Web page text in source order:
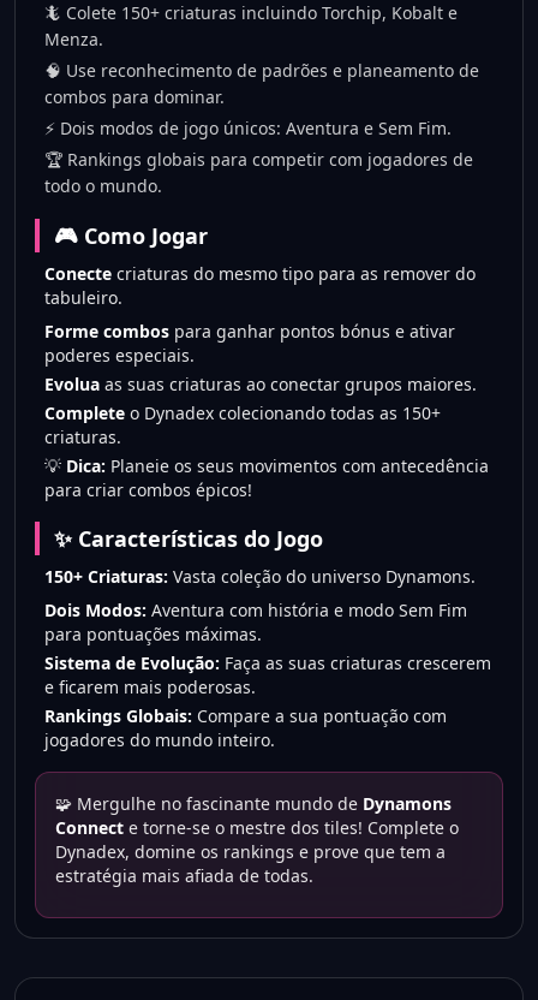
🦎 Colete 150+ criaturas incluindo Torchip, Kobalt e
Menza.
🧠 Use reconhecimento de padrões e planeamento de
combos para dominar.
⚡ Dois modos de jogo únicos: Aventura e Sem Fim.
🏆 Rankings globais para competir com jogadores de
todo o mundo.
🎮 Como Jogar
Conecte criaturas do mesmo tipo para as remover do
tabuleiro.
Forme combos para ganhar pontos bónus e ativar
poderes especiais.
Evolua as suas criaturas ao conectar grupos maiores.
Complete o Dynadex colecionando todas as 150+
criaturas.
💡 Dica: Planeie os seus movimentos com antecedência
para criar combos épicos!
✨ Características do Jogo
150+ Criaturas: Vasta coleção do universo Dynamons.
Dois Modos: Aventura com história e modo Sem Fim
para pontuações máximas.
Sistema de Evolução: Faça as suas criaturas crescerem
e ficarem mais poderosas.
Rankings Globais: Compare a sua pontuação com
jogadores do mundo inteiro.
🧩 Mergulhe no fascinante mundo de Dynamons
Connect e torne-se o mestre dos tiles! Complete o
Dynadex, domine os rankings e prove que tem a
estratégia mais afiada de todas.